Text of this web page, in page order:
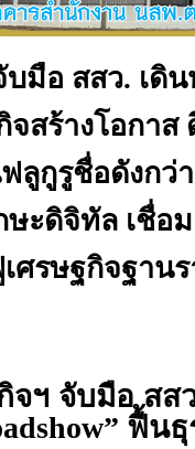
มือ สสว. เดิน
จสร้างโอกาส
ลูกูรูชื่อดังกว่
ษะดิจิทัล เชื่อ
ศรษฐกิจฐาน
ฯ จับมือ สส
ฟื้นธุ